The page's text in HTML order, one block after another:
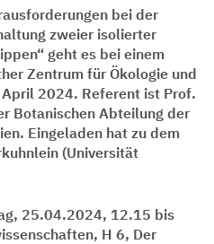
bei der
zweier isolierter
geht es bei einem
Zentrum für Ökologie und
2024. Referent ist Prof.
Botanischen Abteilung der
Eingeladen hat zu dem
(Universität
25.04.2024, 12.15 bis
H 6, Der